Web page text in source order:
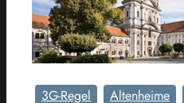
3G-Regel Altenheime